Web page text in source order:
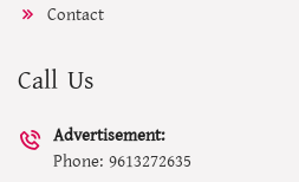
Contact
Call Us
Advertisement:
Phone: 9613272635